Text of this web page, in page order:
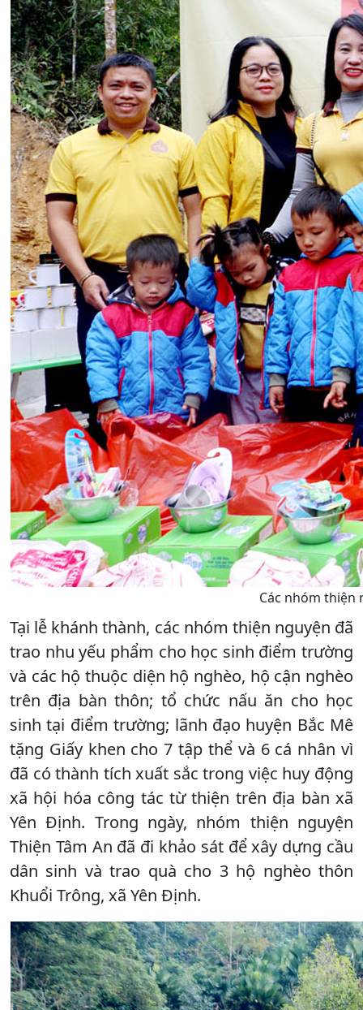
Các nhóm thiện
Tại lễ khánh thành, các nhóm thiện nguyện đã
trao nhu yếu phẩm cho học sinh điểm trường
và các hộ thuộc diện hộ nghèo, hộ cận nghèo
trên địa bàn thôn; tổ chức nấu ăn cho học
sinh tại điểm trường; lãnh đạo huyện Bắc Mê
tặng Giấy khen cho 7 tập thể và 6 cá nhân vì
đã có thành tích xuất sắc trong việc huy động
xã hội hóa công tác từ thiện trên địa bàn xã
Yên Định. Trong ngày, nhóm thiện nguyện
Thiện Tâm An đã đi khảo sát để xây dựng cầu
dân sinh và trao quà cho 3 hộ nghèo thôn
Khuổi Trông, xã Yên Định.